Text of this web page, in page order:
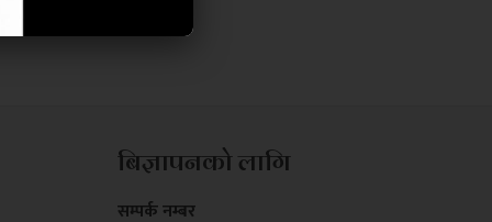
बिज्ञापनको लागि
सम्पर्क नम्बर